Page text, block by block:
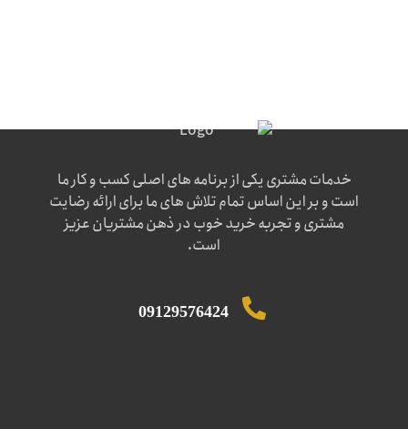
خدمات مشتری یکی از برنامه های اصلی کسب و کار ما
است و بر این اساس تمام تلاش های ما برای ارائه رضایت
مشتری و تجربه خرید خوب در ذهن مشتریان عزیز
است.
09129576424